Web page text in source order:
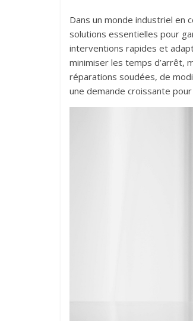
Dans un monde industriel en
solutions essentielles pour
interventions rapides et
minimiser les temps d’arrêt,
réparations soudées, de
une demande croissante